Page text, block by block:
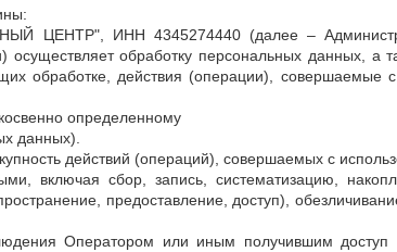
ЦЕНТР", ИНН 4345274440 (далее –
обработку персональных данных, а
обработке, действия (операции), совершаемые
определенному
данных).
действий (операций), совершаемых с
включая сбор, запись, систематизацию,
предоставление, доступ),
Оператором или иным получившим доступ